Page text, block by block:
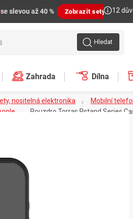
se slevou až 40 % Zobrazit sety 12
Hledat
Zahrada Dílna
nositelná elektronika Mobilní
Pouzdro Torras Pstand Series